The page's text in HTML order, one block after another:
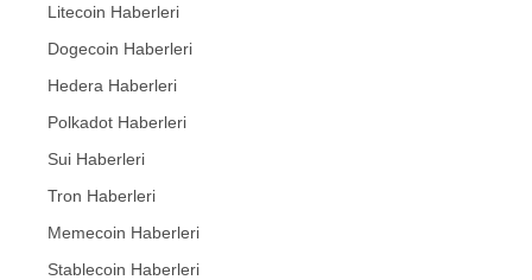
Litecoin Haberleri
Dogecoin Haberleri
Hedera Haberleri
Polkadot Haberleri
Sui Haberleri
Tron Haberleri
Memecoin Haberleri
Stablecoin Haberleri